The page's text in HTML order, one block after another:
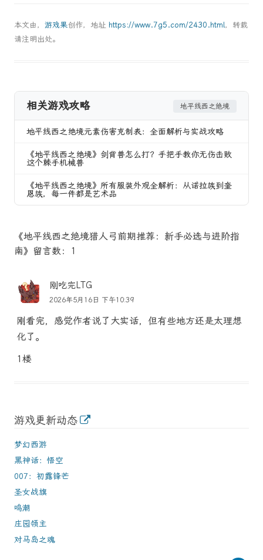
本文由， 游戏果创作，地址 https://www.7g5.com/2430.html，转载
请注明出处。
相关游戏攻略 地平线西之绝境
地平线西之绝境元素伤害克制表：全面解析与实战攻略
《地平线西之绝境》剑背兽怎么打？手把手教你无伤击败
这个棘手机械兽
《地平线西之绝境》所有服装外观全解析：从诺拉族到奎
恩族，每一件都是艺术品
《地平线西之绝境猎人弓前期推荐：新手必选与进阶指
南》留言数：1
刚吃完LTG
2026年5月16日 下午10:39
刚看完，感觉作者说了大实话，但有些地方还是太理想
化了。
1楼
游戏更新动态
梦幻西游
黑神话：悟空
007：初露锋芒
圣女战旗
鸣潮
庄园领主
对马岛之魂